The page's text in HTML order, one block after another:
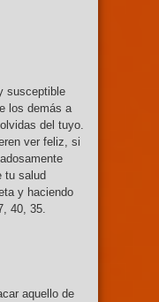
susceptible
los demás a
del tuyo.
ver feliz, si
tu salud
y haciendo
40, 35.
aquello de